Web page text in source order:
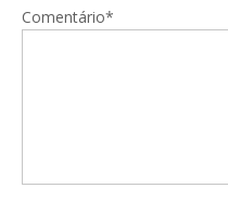
Comentário*